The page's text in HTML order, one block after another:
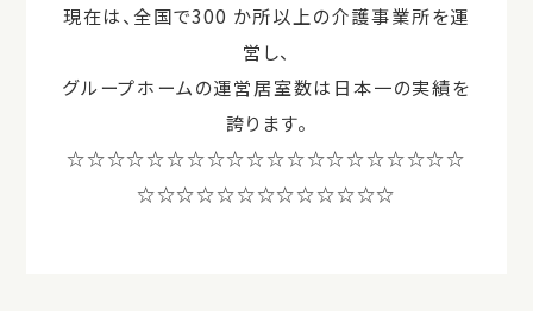
現在は、全国で300 か所以上の介護事業所を運
営し、
グループホームの運営居室数は日本一の実績を
誇ります。
☆☆☆☆☆☆☆☆☆☆☆☆☆☆☆☆☆☆☆☆
☆☆☆☆☆☆☆☆☆☆☆☆☆